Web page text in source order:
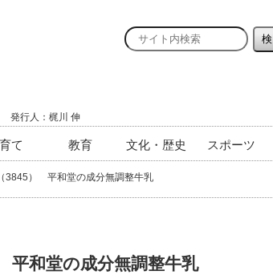
発行人：梶川 伸
て 教育 文化・歴史 スポーツ
3845） 平和堂の成分無調整牛乳
和堂の成分無調整牛乳